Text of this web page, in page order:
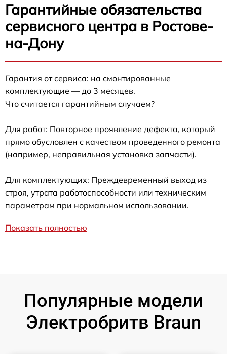
Гарантийные обязательства
сервисного центра в Ростове-
на-Дону
Гарантия от сервиса: на смонтированные
комплектующие — до 3 месяцев.
Что считается гарантийным случаем?
Для работ: Повторное проявление дефекта, который
прямо обусловлен с качеством проведенного ремонта
(например, неправильная установка запчасти).
Для комплектующих: Преждевременный выход из
строя, утрата работоспособности или техническим
параметрам при нормальном использовании.
Показать полностью
Популярные модели
Электробритв Braun